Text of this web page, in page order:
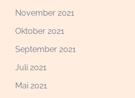
November 2021
Oktober 2021
September 2021
Juli 2021
Mai 2021